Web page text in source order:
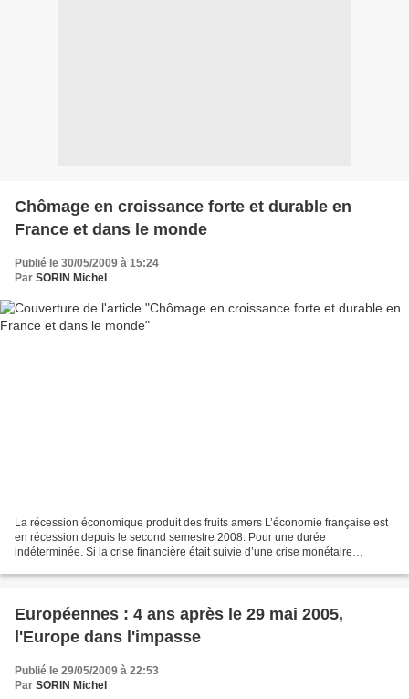
Chômage en croissance forte et durable en
France et dans le monde
Publié le 30/05/2009 à 15:24
Par SORIN Michel
La récession économique produit des fruits amers L’économie française est
en récession depuis le second semestre 2008. Pour une durée
indéterminée. Si la crise financière était suivie d’une crise monétaire
Européennes : 4 ans après le 29 mai 2005,
l'Europe dans l'impasse
Publié le 29/05/2009 à 22:53
Par SORIN Michel